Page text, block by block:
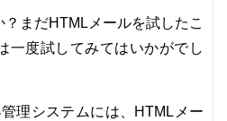
まだHTMLメールを試したこ
一度試してみてはいかがでし
理システムには、HTMLメー